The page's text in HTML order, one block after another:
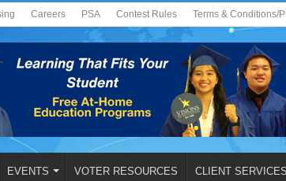
Careers PSA Contest Rules Terms & Conditions/
EVENTS VOTER RESOURCES CLIENT SERVICES